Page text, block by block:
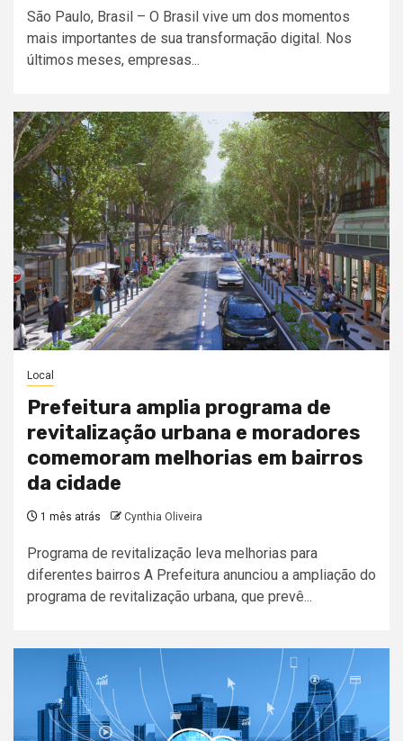
São Paulo, Brasil – O Brasil vive um dos momentos
mais importantes de sua transformação digital. Nos
últimos meses, empresas...
Local
Prefeitura amplia programa de
revitalização urbana e moradores
comemoram melhorias em bairros
da cidade
1 mês atrás Cynthia Oliveira
Programa de revitalização leva melhorias para
diferentes bairros A Prefeitura anunciou a ampliação do
programa de revitalização urbana, que prevê...